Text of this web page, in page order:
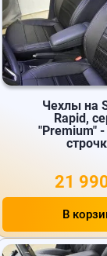
Чехлы на
Rapid,
"Premium" -
21
В